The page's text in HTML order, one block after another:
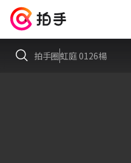
拍手圈虹庭 0126楊